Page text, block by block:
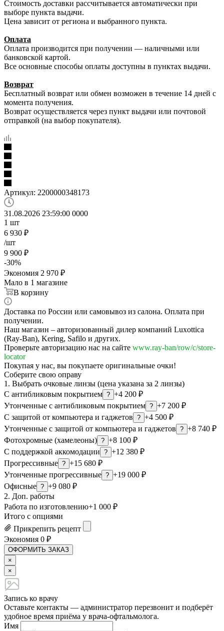
Стоимость доставки рассчитывается автоматически при
выборе пункта выдачи.
Цена зависит от региона и выбранного пункта.
Оплата
Оплата производится при получении — наличными или
банковской картой.
Все основные способы оплаты доступны в пунктах выдачи.
Возврат
Бесплатный возврат или обмен возможен в течение 14 дней с
момента получения.
Возврат осуществляется через пункт выдачи или почтовой
отправкой (на выбор покупателя).
Артикул: 2200000348173
31.08.2026 23:59:00 0000
1 шт
6 930 ₽
/шт
9 900 ₽
-30%
Экономия 2 970 ₽
Мало в 1 магазине
В корзину
Доставка по России или самовывоз из салона. Оплата при
получении.
Наш магазин – авторизованный дилер компаний Luxottica
(Ray-Ban), Kering, Safilo и других.
Проверьте авторизацию нас на сайте www.ray-ban/row/c/store-
locator
Покупая у нас, вы покупаете оригинальные очки!
Соберите свою оправу
1. Выбрать очковые линзы (цена указана за 2 линзы)
С антибликовым покрытием ? +4 200 ₽
Утонченные с антибликовым покрытием ? +7 200 ₽
С защитой от компьютера и гаджетов ? +4 500 ₽
Утонченные с защитой от компьютера и гаджетов ? +8 740 ₽
Фотохромные (хамелеоны) ? +8 100 ₽
С поддержкой аккомодации ? +12 380 ₽
Прогрессивные ? +15 680 ₽
Утонченные прогрессивные ? +19 000 ₽
Офисные ? +9 080 ₽
2. Доп. работы
Работа по изготовлению+1 000 ₽
Итого с опциями
Прикрепить рецепт
Экономия 0 ₽
ОФОРМИТЬ ЗАКАЗ
×
×
Запись ко врачу
Оставьте контакты — администратор перезвонит и подберёт
удобное время приёма у врача-офтальмолога.
Имя